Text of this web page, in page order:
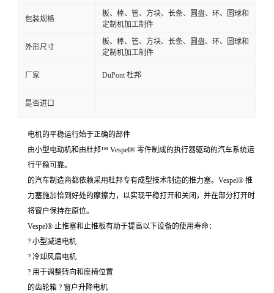
包装规格
板、棒、管、方块、长条、圆盘、环、圆球和
定制机加工制件
外形尺寸
板、棒、管、方块、长条、圆盘、环、圆球和
定制机加工制件
厂家 DuPont 杜邦
是否进口
电机的平稳运行始于正确的部件
由小型电动机和由杜邦™ Vespel® 零件制成的执行器驱动的汽车系统运
行平稳可靠。
的汽车制造商都依赖采用杜邦专有成型技术制造的推力塞。Vespel® 推
力塞施加恰到好处的摩擦力，以实现平稳打开和关闭，并在部分打开时
将窗户保持在原位。
Vespel® 止推塞和止推板有助于提高以下设备的使用寿命：
? 小型减速电机
? 冷却风扇电机
? 用于调整转向和座椅位置
的齿轮箱 ? 窗户升降电机